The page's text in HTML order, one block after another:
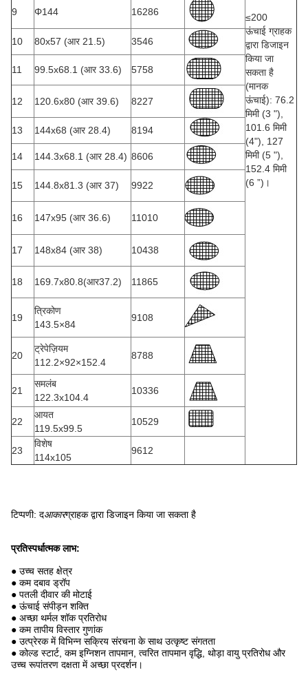
≤200
ऊंचाई ग्राहक
द्वारा डिजाइन
किया जा
सकता है
(मानक
ऊंचाई): 76.2
मिमी (3 "),
101.6 मिमी
(4"), 127
मिमी (5 "),
152.4 मिमी
(6 ”)।
9 Φ144 16286
10 80x57 (आर 21.5) 3546
11 99.5x68.1 (आर 33.6) 5758
12 120.6x80 (आर 39.6) 8227
13 144x68 (आर 28.4) 8194
14 144.3x68.1 (आर 28.4) 8606
15 144.8x81.3 (आर 37) 9922
16 147x95 (आर 36.6) 11010
17 148x84 (आर 38) 10438
18 169.7x80.8(आर37.2) 11865
19
त्रिकोण
143.5×84
9108
20
ट्रेपेज़ियम
112.2×92×152.4
8788
21
समलंब
122.3x104.4
10336
22
आयत
119.5x99.5
10529
23
विशेष
114x105
9612
टिप्पणी: दआकारग्राहक द्वारा डिजाइन किया जा सकता है
प्रतिस्पर्धात्मक लाभ:
● उच्च सतह क्षेत्र
● कम दबाव ड्रॉप
● पतली दीवार की मोटाई
● ऊंचाई संपीड़न शक्ति
● अच्छा थर्मल शॉक प्रतिरोध
● कम तापीय विस्तार गुणांक
● उत्प्रेरक में विभिन्न सक्रिय संरचना के साथ उत्कृष्ट संगतता
● कोल्ड स्टार्ट, कम इग्निशन तापमान, त्वरित तापमान वृद्धि, थोड़ा वायु प्रतिरोध और
उच्च रूपांतरण दक्षता में अच्छा प्रदर्शन।